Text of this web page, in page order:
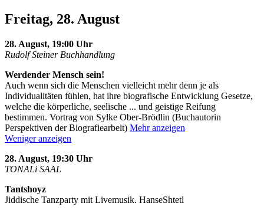
Freitag, 28. August
28. August, 19:00 Uhr
Rudolf Steiner Buchhandlung
Werdender Mensch sein!
Auch wenn sich die Menschen vielleicht mehr denn je als
Individualitäten fühlen, hat ihre biografische Entwicklung Gesetze,
welche die körperliche, seelische ... und geistige Reifung
bestimmen. Vortrag von Sylke Ober-Brödlin (Buchautorin
Perspektiven der Biografiearbeit) Mehr anzeigen
Weniger anzeigen
28. August, 19:30 Uhr
TONALi SAAL
Tantshoyz
Jiddische Tanzparty mit Livemusik. HanseShtetl